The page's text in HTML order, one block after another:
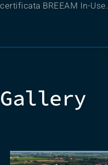
certificata BREEAM In-Use.
Gallery